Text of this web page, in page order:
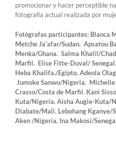
promocionar y hacer perceptible
fotografía actual realizada por
Fotógrafas participantes: Blanca
Metche Ja’afar/Sudan. Apsatou
Menka/Ghana. Salma Khalil/
Marfil. Elise Fitte-Duval/
Heba Khalifa./Egipto. Adeola
Jumoke Sanwo/Nigeria.
Crasso/Costa de Marfil. Kani
Kuta/Nigeria. Aisha Augie-Kuta/
Diabate/Mali. Lebohang Kganye/
Aken /Nigeria. Ina Makosi/